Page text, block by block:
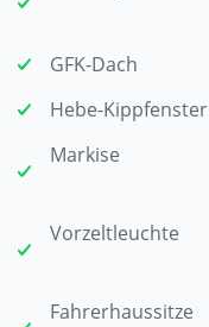
GFK-Dach
Hebe-Kippfenster
Markise
Vorzeltleuchte
Fahrerhaussitze